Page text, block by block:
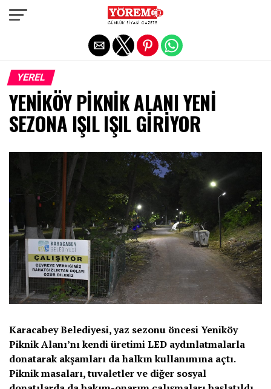
YEREL
YENİKÖY PİKNİK ALANI YENİ
SEZONA IŞIL IŞIL GİRİYOR
Karacabey Belediyesi, yaz sezonu öncesi Yeniköy
Piknik Alanı’nı kendi üretimi LED aydınlatmalarla
donatarak akşamları da halkın kullanımına açtı.
Piknik masaları, tuvaletler ve diğer sosyal
Exit mobile version